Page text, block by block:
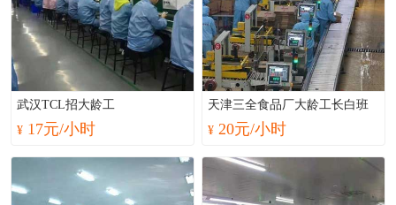
武汉TCL招大龄工
¥ 17元/小时
天津三全食品厂大龄工长白班
¥ 20元/小时